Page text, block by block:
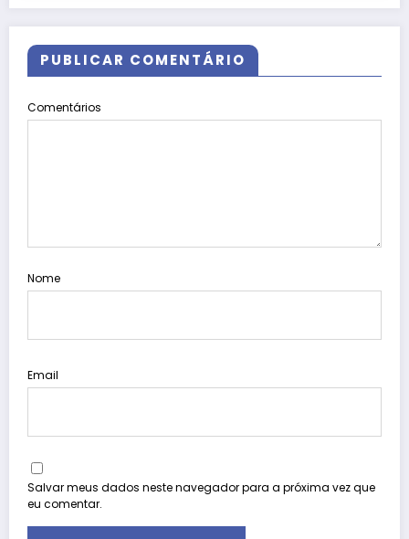
PUBLICAR COMENTÁRIO
Comentários
Nome
Email
Salvar meus dados neste navegador para a próxima vez que
eu comentar.